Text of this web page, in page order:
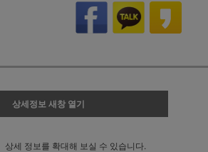
상세정보 새창 열기
상세 정보를 확대해 보실 수 있습니다.